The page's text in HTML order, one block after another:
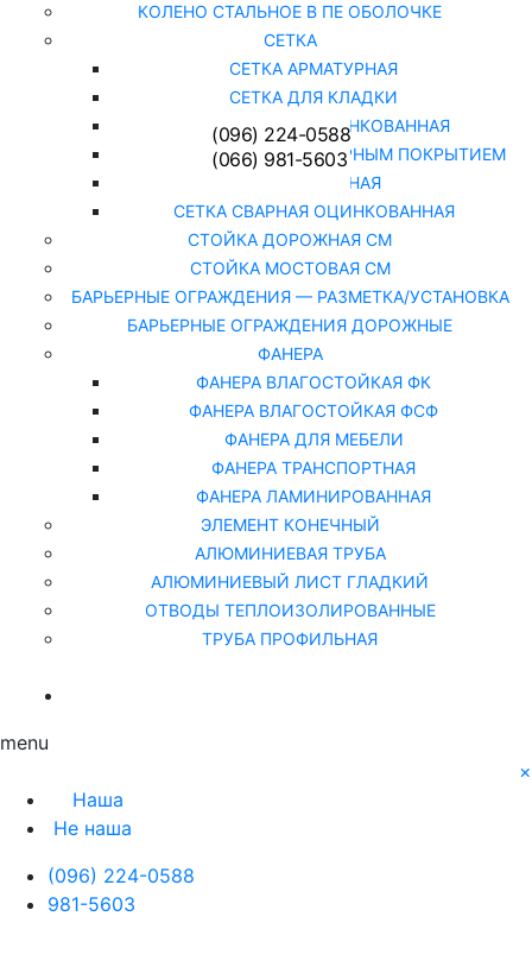
КОЛЕНО СТАЛЬНОЕ В ПЕ ОБОЛОЧКЕ
СЕТКА
СЕТКА АРМАТУРНАЯ
СЕТКА ДЛЯ КЛАДКИ
СЕТКА РАБИЦА ОЦИНКОВАННАЯ
СЕТКА РАБИЦА С ПОЛИМЕРНЫМ ПОКРЫТИЕМ
СЕТКА СВАРНАЯ
СЕТКА СВАРНАЯ ОЦИНКОВАННАЯ
СТОЙКА ДОРОЖНАЯ СМ
СТОЙКА МОСТОВАЯ СМ
БАРЬЕРНЫЕ ОГРАЖДЕНИЯ — РАЗМЕТКА/УСТАНОВКА
БАРЬЕРНЫЕ ОГРАЖДЕНИЯ ДОРОЖНЫЕ
ФАНЕРА
ФАНЕРА ВЛАГОСТОЙКАЯ ФК
ФАНЕРА ВЛАГОСТОЙКАЯ ФСФ
ФАНЕРА ДЛЯ МЕБЕЛИ
ФАНЕРА ТРАНСПОРТНАЯ
ФАНЕРА ЛАМИНИРОВАННАЯ
ЭЛЕМЕНТ КОНЕЧНЫЙ
АЛЮМИНИЕВАЯ ТРУБА
АЛЮМИНИЕВЫЙ ЛИСТ ГЛАДКИЙ
ОТВОДЫ ТЕПЛОИЗОЛИРОВАННЫЕ
ТРУБА ПРОФИЛЬНАЯ
(096) 224-0588
(066) 981-5603
menu
×
Наша
Не наша
(096) 224-0588
981-5603